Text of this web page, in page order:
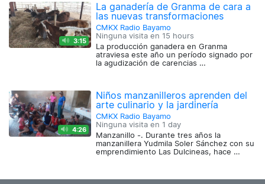
3:15
La ganadería de Granma de cara a
las nuevas transformaciones
CMKX Radio Bayamo
Ninguna visita en 15 hours
La producción ganadera en Granma
atraviesa este año un período signado por
la agudización de carencias …
4:26
Niños manzanilleros aprenden del
arte culinario y la jardinería
CMKX Radio Bayamo
Ninguna visita en 1 day
Manzanillo -. Durante tres años la
manzanillera Yudmila Soler Sánchez con su
emprendimiento Las Dulcineas, hace …